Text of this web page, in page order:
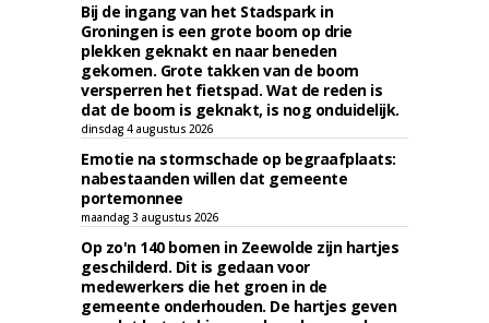
Bij de ingang van het Stadspark in
Groningen is een grote boom op drie
plekken geknakt en naar beneden
gekomen. Grote takken van de boom
versperren het fietspad. Wat de reden is
dat de boom is geknakt, is nog onduidelijk.
dinsdag 4 augustus 2026
Emotie na stormschade op begraafplaats:
nabestaanden willen dat gemeente
portemonnee
maandag 3 augustus 2026
Op zo'n 140 bomen in Zeewolde zijn hartjes
geschilderd. Dit is gedaan voor
medewerkers die het groen in de
gemeente onderhouden. De hartjes geven